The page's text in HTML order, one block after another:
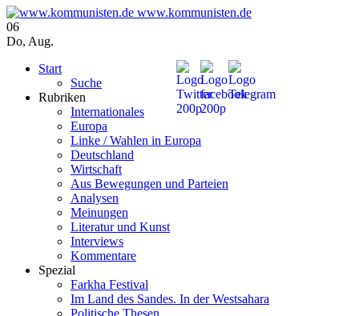
www.kommunisten.de
06
Do, Aug.
Start
Suche
Rubriken
Internationales
Europa
Linke / Wahlen in Europa
Deutschland
Wirtschaft
Aus Bewegungen und Parteien
Analysen
Meinungen
Literatur und Kunst
Interviews
Kommentare
Spezial
Farkha Festival
Im Land des Sandes. In der Westsahara
Politische Thesen